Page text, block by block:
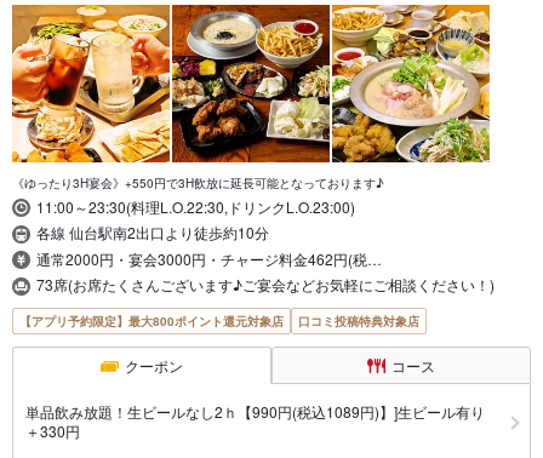
《ゆったり3H宴会》+550円で3H飲放に延長可能となっております♪
11:00～23:30(料理L.O.22:30,ドリンクL.O.23:00)
各線 仙台駅南2出口より徒歩約10分
通常2000円・宴会3000円・チャージ料金462円(税…
73席(お席たくさんございます♪ご宴会などお気軽にご相談ください！)
【アプリ予約限定】最大800ポイント還元対象店 口コミ投稿特典対象店
クーポン コース
単品飲み放題！生ビールなし2ｈ【990円(税込1089円)】]生ビール有り
＋330円